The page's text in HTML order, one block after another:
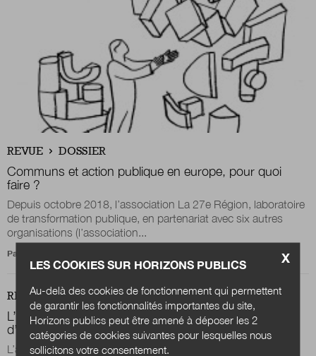
REVUE DOSSIER
Communs et action publique en europe, pour quoi
faire ?
Depuis octobre 2018, l’association La 27e Région, laboratoire
de transformation publique, en partenariat avec six autres
organisations (l’association...
Par
REVUE DOSSIER
L’alliance entre le public et les communs ou l’aube
d’une nouvelle culture publique ?
L’action publique est actuellement confrontée à une montée
X
LES COOKIES SUR HORIZONS PUBLICS
Au-delà des cookies de fonctionnement qui permettent
de garantir les fonctionnalités importantes du site,
Horizons publics peut être amené à déposer les 2
catégories de cookies suivantes pour lesquelles nous
sollicitons votre consentement.